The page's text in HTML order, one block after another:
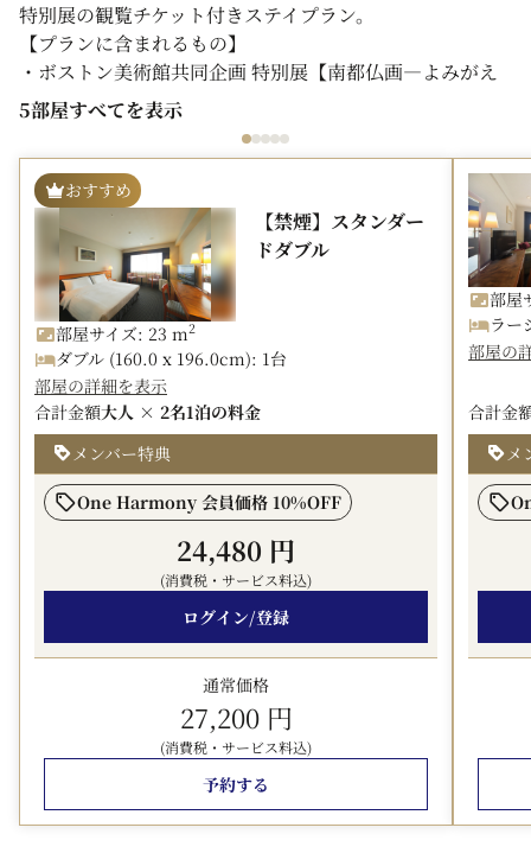
特別展の観覧チケット付きステイプラン。
【プランに含まれるもの】
・ボストン美術館共同企画 特別展【南都仏画―よみがえ
る奈良天平の美―】観覧チケット（1泊につきお1人様1
枚）
・coto mono オリジナル「思惟手（しゆいしゅ）」ホ
ログラムレインボーステッカー」（1泊につきお1人様1
枚）
※チケット・ステッカーはホテルにてお渡しいたします。
※添寝の方は特典対象外です。＊中学生以下の方は特別展
の入場無料です。
□■━━━━━━━━━━━━━━
日本仏教美術の原点にして頂点
奈良に生まれた「南都仏画」
史上初の大展覧会
━━━━━━━━━━━━━━━━■□
【見どころ】
米国・ボストン美術館と奈良国立博物館による約20年の
構想を経て実現した国際共同企画。
ボストン美術館と奈良国立博物館の国宝級作品を一挙公
開！
「南都（なんと）」と呼ばれた奈良に、古代から連綿と受
け継がれてきた珠玉の仏教絵画、それが「南都仏画（なん
とぶつが）」です。
本展覧会は、「南都仏画」の歴史を選りすぐりの仏画・仏
像の名品とともにたどる初の試み。
特に注目するのは、ボストン美術館が所蔵する南都ゆかり
5部屋すべてを表示
おすすめ
【禁煙】スタンダー
ドダブル
部屋サイズ: 23 m2
ダブル (160.0 x 196.0cm): 1台
部屋の詳細を表示
合計金額大人 × 2名1泊の料金
メンバー特典
One Harmony 会員価格 10%OFF
24,480 円
(消費税・サービス料込)
ログイン/登録
通常価格
27,200 円
(消費税・サービス料込)
予約する
部屋
ラー
部屋の
合計金
メ